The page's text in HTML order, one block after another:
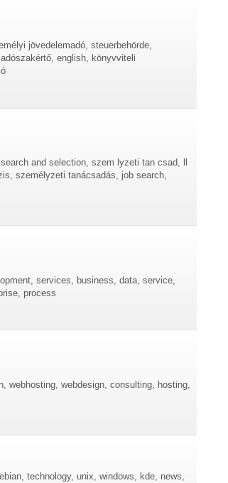
jövedelemadó, steuerbehörde,
english, könyvviteli
and selection, szem lyzeti tan csad, ll
személyzeti tanácsadás, job search,
services, business, data, service,
process
webhosting, webdesign, consulting, hosting,
technology, unix, windows, kde, news,